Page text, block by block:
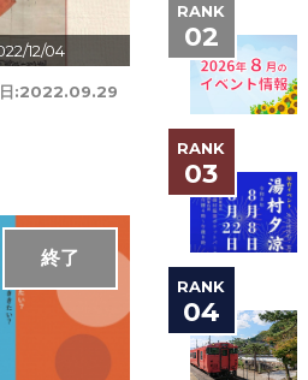
12/04
:2022.09.29
終了